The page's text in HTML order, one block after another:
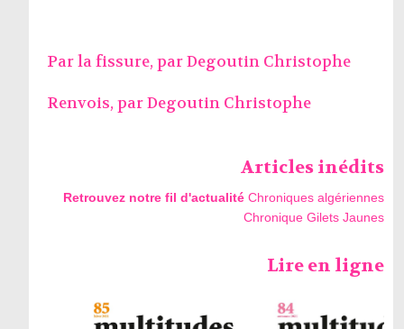
Par la fissure, parDegoutin Christophe
Renvois, parDegoutin Christophe
Articles inédits
Retrouvez notre fil d'actualité Chroniques algériennes
Chronique Gilets Jaunes
Lire en ligne